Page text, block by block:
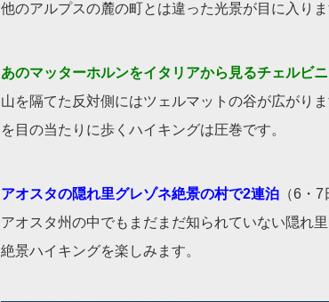
他のアルプスの麓の町とは違った光景が目に入りま
あのマッターホルンをイタリアから見るチェルビ
山を隔てた反対側にはツェルマットの谷が広がり
を目の当たりに歩くハイキングは圧巻です。
アオスタの隠れ里グレゾネ絶景の村で2連泊 （6・7
アオスタ州の中でもまだまだ知られていない隠れ
絶景ハイキングを楽しみます。